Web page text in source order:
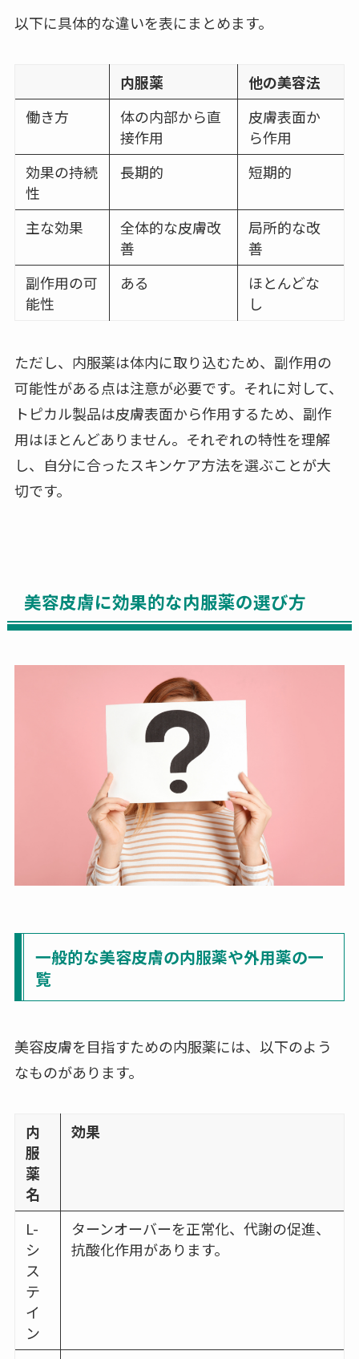
以下に具体的な違いを表にまとめます。
内服薬
他の美容法
働き方
体の内部から直
接作用
皮膚表面か
ら作用
効果の持続
性
長期的 短期的
主な効果
全体的な皮膚改
善
局所的な改
善
副作用の可
能性
ある
ほとんどな
し
ただし、内服薬は体内に取り込むため、副作用の
可能性がある点は注意が必要です。それに対して、
トピカル製品は皮膚表面から作用するため、副作
用はほとんどありません。それぞれの特性を理解
し、自分に合ったスキンケア方法を選ぶことが大
切です。
美容皮膚に効果的な内服薬の選び方
一般的な美容皮膚の内服薬や外用薬の一
覧
美容皮膚を目指すための内服薬には、以下のよう
なものがあります。
内
服
薬
名
効果
L-
シ
ス
テ
イ
ン
ターンオーバーを正常化、代謝の促進、
抗酸化作用があります。